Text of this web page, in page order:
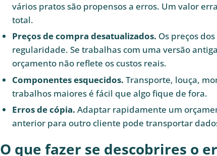
vários pratos são propensos a erros. Um valor
total.
Preços de compra desatualizados. Os preços
regularidade. Se trabalhas com uma versão
orçamento não reflete os custos reais.
Componentes esquecidos. Transporte, louça,
trabalhos maiores é fácil que algo fique de fora.
Erros de cópia. Adaptar rapidamente um
anterior para outro cliente pode transportar
O que fazer se descobrires o